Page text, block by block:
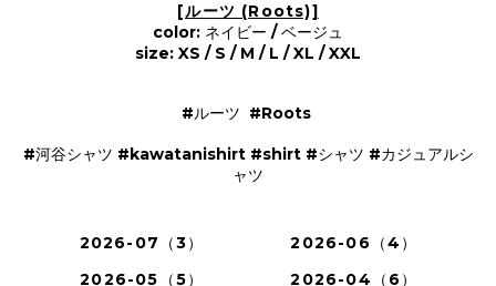
[ルーツ (Roots)]
color: ネイビー / ベージュ
size: XS / S / M / L / XL / XXL
#ルーツ #Roots
#河谷シャツ #kawatanishirt #shirt #シャツ #カジュアルシ
ャツ
2026-07（3）
2026-06（4）
2026-05（5）
2026-04（6）